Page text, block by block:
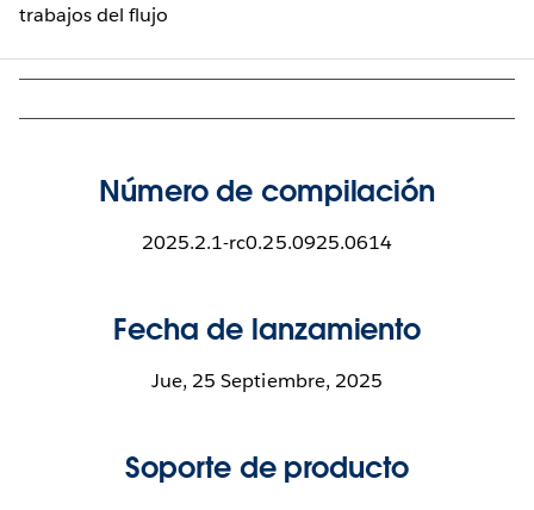
trabajos del flujo
Número de compilación
2025.2.1-rc0.25.0925.0614
Fecha de lanzamiento
Jue, 25 Septiembre, 2025
Soporte de producto